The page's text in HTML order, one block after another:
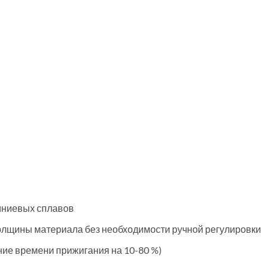
сплавов
материала без необходимости ручной регулировки
времени прижигания на 10-80 %)